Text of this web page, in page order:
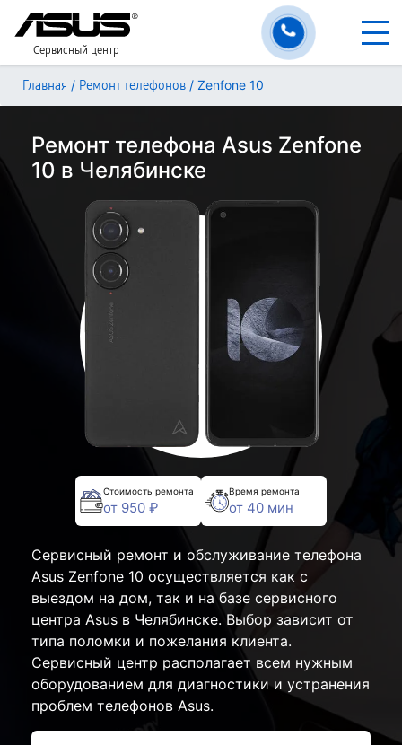
Сервисный центр
Главная / Ремонт телефонов / Zenfone 10
Ремонт телефона Asus Zenfone
10 в Челябинске
Стоимость ремонта
от 950 ₽
Время ремонта
от 40 мин
Сервисный ремонт и обслуживание телефона
Asus Zenfone 10 осуществляется как с
выездом на дом, так и на базе сервисного
центра Asus в Челябинске. Выбор зависит от
типа поломки и пожелания клиента.
Сервисный центр располагает всем нужным
оборудованием для диагностики и устранения
проблем телефонов Asus.